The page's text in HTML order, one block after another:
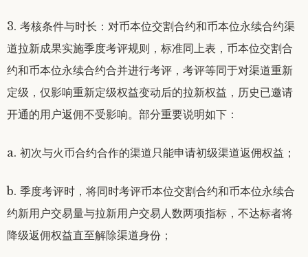
3. 考核条件与时长：对币本位交割合约和币本位永续合约渠
道拉新成果实施季度考评规则，标准同上表，币本位交割合
约和币本位永续合约合并进行考评，考评等同于对渠道重新
定级，仅影响重新定级权益变动后的拉新权益，历史已邀请
开通的用户返佣不受影响。部分重要说明如下：
a. 初次与火币合约合作的渠道只能申请初级渠道返佣权益；
b. 季度考评时，将同时考评币本位交割合约和币本位永续合
约新用户交易量与拉新用户交易人数两项指标，不达标者将
降级返佣权益直至解除渠道身份；